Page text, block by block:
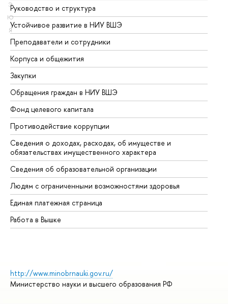
Э
Ю
Я
Руководство и структура
Устойчивое развитие в НИУ ВШЭ
Преподаватели и сотрудники
Корпуса и общежития
Закупки
Обращения граждан в НИУ ВШЭ
Фонд целевого капитала
Противодействие коррупции
Сведения о доходах, расходах, об имуществе и
обязательствах имущественного характера
Сведения об образовательной организации
Людям с ограниченными возможностями здоровья
Единая платежная страница
Работа в Вышке
http://www.minobrnauki.gov.ru/
Министерство науки и высшего образования РФ